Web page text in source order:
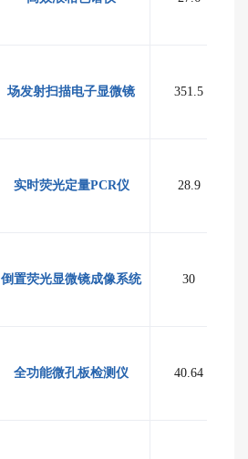
场发射扫描电子显微镜 351.5
实时荧光定量PCR仪 28.9
倒置荧光显微镜成像系统 30
全功能微孔板检测仪 40.64